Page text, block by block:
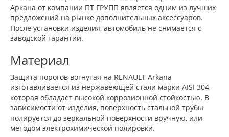
Аркана от компании ПТ ГРУПП является одним из лучших
предложений на рынке дополнительных аксессуаров.
После установки изделия, автомобиль не снимается с
заводской гарантии.
Материал
Защита порогов вогнутая на RENAULT Arkana
изготавливается из нержавеющей стали марки AISI 304,
которая обладает высокой коррозионной стойкостью. В
зависимости от изделия, поверхность стальной трубы
полируется до зеркальной поверхности вручную, или
методом электрохимической полировки.